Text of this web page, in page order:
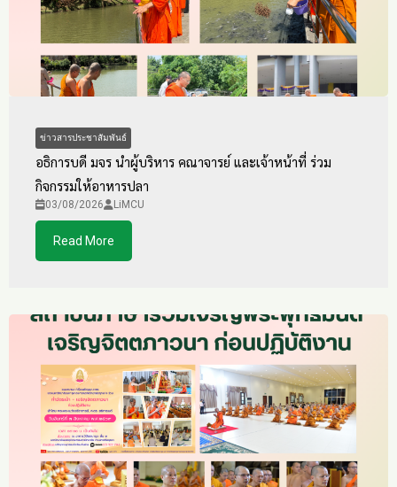
ข่าวสารประชาสัมพันธ์
อธิการบดี มจร นำผู้บริหาร คณาจารย์ และเจ้าหน้าที่ ร่วม
กิจกรรมให้อาหารปลา
03/08/2026 LiMCU
Read More